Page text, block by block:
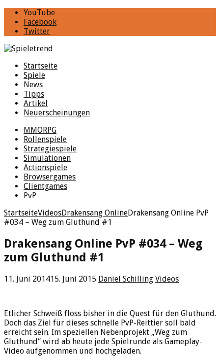
YouTube
Facebook
Twitter
Startseite
Spiele
News
Tipps
Artikel
Neuerscheinungen
MMORPG
Rollenspiele
Strategiespiele
Simulationen
Actionspiele
Browsergames
Clientgames
PvP
StartseiteVideosDrakensang OnlineDrakensang Online PvP
#034 – Weg zum Gluthund #1
Drakensang Online PvP #034 – Weg
zum Gluthund #1
11. Juni 201415. Juni 2015 Daniel Schilling Videos
Etlicher Schweiß floss bisher in die Quest für den Gluthund.
Doch das Ziel für dieses schnelle PvP-Reittier soll bald
erreicht sein. Im speziellen Nebenprojekt „Weg zum
Gluthund“ wird ab heute jede Spielrunde als Gameplay-
Video aufgenommen und hochgeladen.